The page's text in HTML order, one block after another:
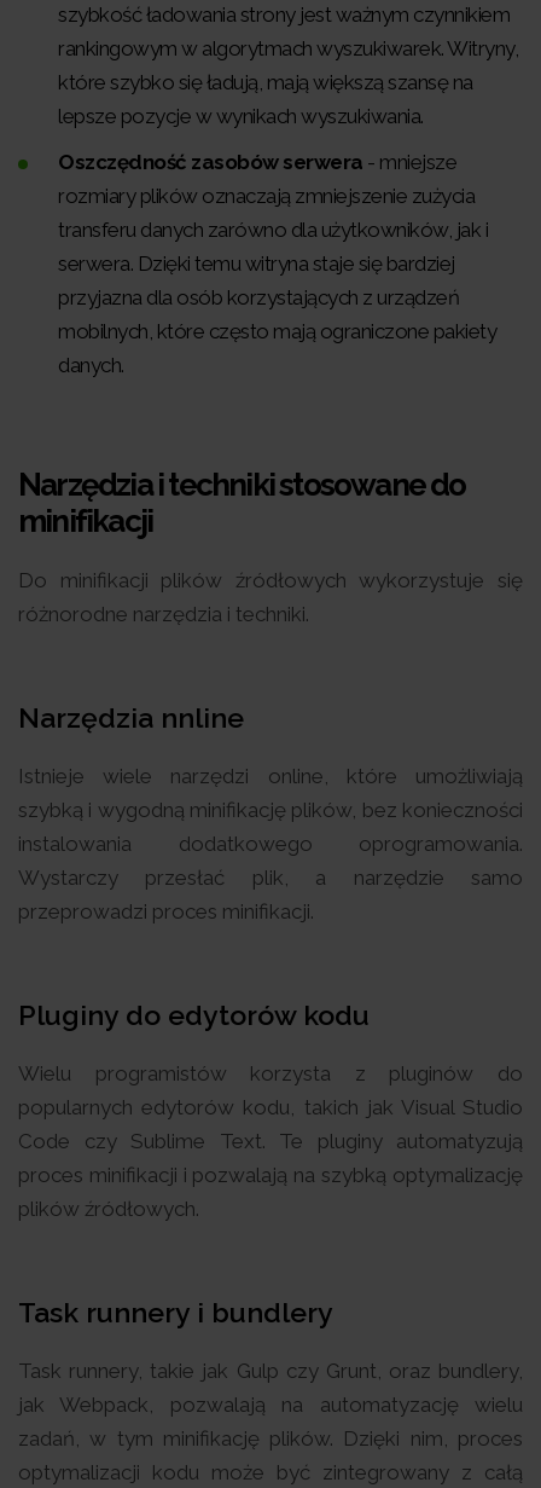
szybkość ładowania strony jest ważnym czynnikiem
rankingowym w algorytmach wyszukiwarek. Witryny,
które szybko się ładują, mają większą szansę na
lepsze pozycje w wynikach wyszukiwania.
Oszczędność zasobów serwera - mniejsze
rozmiary plików oznaczają zmniejszenie zużycia
transferu danych zarówno dla użytkowników, jak i
serwera. Dzięki temu witryna staje się bardziej
przyjazna dla osób korzystających z urządzeń
mobilnych, które często mają ograniczone pakiety
danych.
Narzędzia i techniki stosowane do
minifikacji
Do minifikacji plików źródłowych wykorzystuje się
różnorodne narzędzia i techniki.
Narzędzia nnline
Istnieje wiele narzędzi online, które umożliwiają
szybką i wygodną minifikację plików, bez konieczności
instalowania dodatkowego oprogramowania.
Wystarczy przesłać plik, a narzędzie samo
przeprowadzi proces minifikacji.
Pluginy do edytorów kodu
Wielu programistów korzysta z pluginów do
popularnych edytorów kodu, takich jak Visual Studio
Code czy Sublime Text. Te pluginy automatyzują
proces minifikacji i pozwalają na szybką optymalizację
plików źródłowych.
Task runnery i bundlery
Task runnery, takie jak Gulp czy Grunt, oraz bundlery,
jak Webpack, pozwalają na automatyzację wielu
zadań, w tym minifikację plików. Dzięki nim, proces
optymalizacji kodu może być zintegrowany z całą